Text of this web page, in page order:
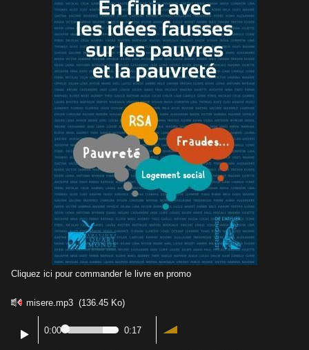
Cliquez ici pour commander le livre en promo
misere.mp3 (136.45 Ko)
0:00 0:17